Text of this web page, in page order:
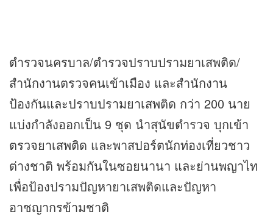
ตำรวจนครบาล/ตำรวจปราบปรามยาเสพติด/
สำนักงานตรวจคนเข้าเมือง และสำนักงาน
ป้องกันและปราบปรามยาเสพติด กว่า 200 นาย
แบ่งกำลังออกเป็น 9 ชุด นำสุนัขตำรวจ บุกเข้า
ตรวจยาเสพติด และพาสปอร์ตนักท่องเที่ยวชาว
ต่างชาติ พร้อมกันในซอยนานา และย่านพญาไท
เพื่อป้องปรามปัญหายาเสพติดและปัญหา
อาชญากรข้ามชาติ